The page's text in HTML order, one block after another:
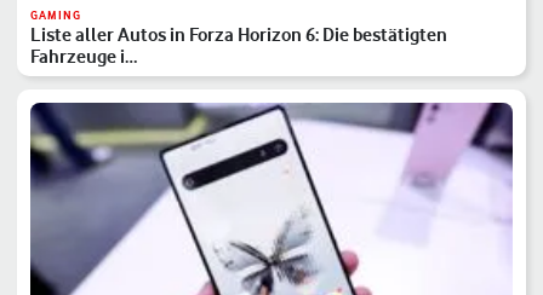
GAMING
Liste aller Autos in Forza Horizon 6: Die bestätigten
Fahrzeuge i…